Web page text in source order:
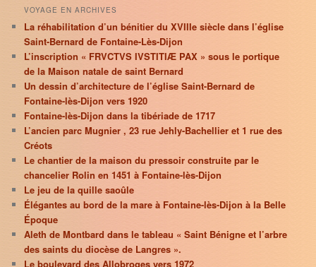
VOYAGE EN ARCHIVES
La réhabilitation d’un bénitier du XVIIIe siècle dans l’église
Saint-Bernard de Fontaine-Lès-Dijon
L’inscription « FRVCTVS IVSTITIÆ PAX » sous le portique
de la Maison natale de saint Bernard
Un dessin d’architecture de l’église Saint-Bernard de
Fontaine-lès-Dijon vers 1920
Fontaine-lès-Dijon dans la tibériade de 1717
L’ancien parc Mugnier , 23 rue Jehly-Bachellier et 1 rue des
Créots
Le chantier de la maison du pressoir construite par le
chancelier Rolin en 1451 à Fontaine-lès-Dijon
Le jeu de la quille saoûle
Élégantes au bord de la mare à Fontaine-lès-Dijon à la Belle
Époque
Aleth de Montbard dans le tableau « Saint Bénigne et l’arbre
des saints du diocèse de Langres ».
Le boulevard des Allobroges vers 1972